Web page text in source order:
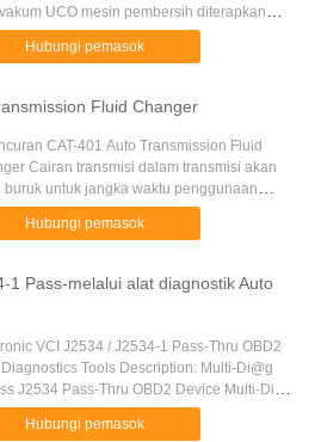
UCO mesin pembersih diterapkan
memulihkan dan memurnikan berbagai
tinggi UCO, seperti semua ...
Hubungi pemasok
Fluid Changer
CAT-401 Auto Transmission Fluid
Cairan transmisi dalam transmisi akan
buruk untuk jangka waktu penggunaan
otomatis. Jika cairan transmisi tidak
diubah sepenuhnya dalam ...
Hubungi pemasok
1 Pass-melalui alat diagnostik Auto
VCI J2534 / J2534-1 Pass-Thru OBD2
Tools Description: Multi-Di@g
J2534 Pass-Thru OBD2 Device Multi-Di@g
J2534 Pass-Thru OBD2 Device is 100%
compatible with ...
Hubungi pemasok